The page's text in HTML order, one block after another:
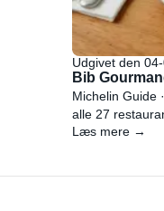
Udgivet den
Bib
Michelin Guide
alle 27
Læs mere →